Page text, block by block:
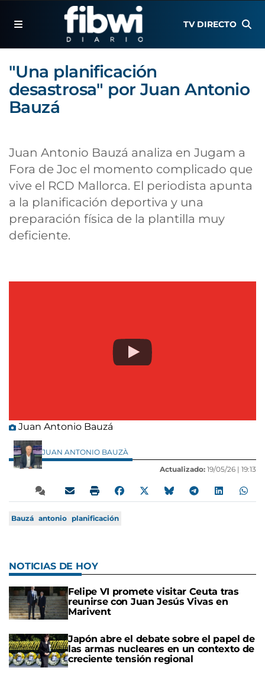
TV DIRECTO
"Una planificación
desastrosa" por Juan Antonio
Bauzá
Juan Antonio Bauzá analiza en Jugam a
Fora de Joc el momento complicado que
vive el RCD Mallorca. El periodista apunta
a la planificación deportiva y una
preparación física de la plantilla muy
deficiente.
Juan Antonio Bauzá
JUAN ANTONIO BAUZÀ
Actualizado: 19/05/26 | 19:13
Bauzá antonio planificación
NOTICIAS DE HOY
Felipe VI promete visitar Ceuta tras
reunirse con Juan Jesús Vivas en
Marivent
Japón abre el debate sobre el papel de
las armas nucleares en un contexto de
creciente tensión regional